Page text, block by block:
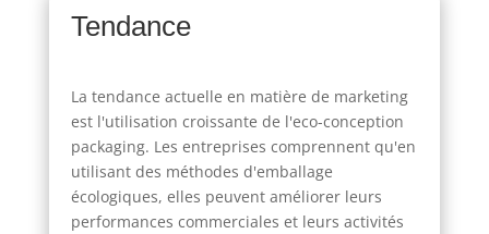
Tendance
La tendance actuelle en matière de marketing
est l'utilisation croissante de l'eco-conception
packaging. Les entreprises comprennent qu'en
utilisant des méthodes d'emballage
écologiques, elles peuvent améliorer leurs
performances commerciales et leurs activités